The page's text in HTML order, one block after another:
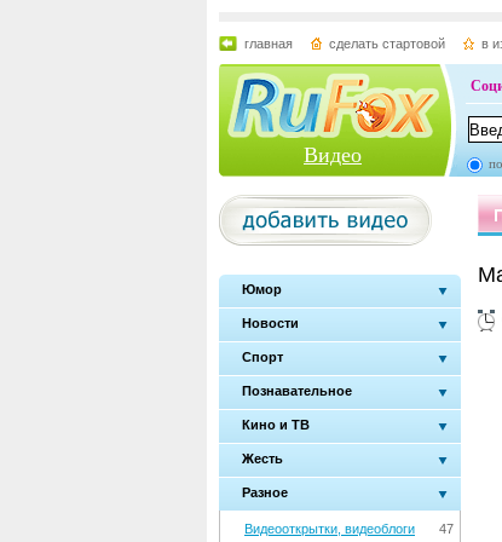
главная сделать стартовой в
Видео
Юмор
Новости
Спорт
Познавательное
Кино и ТВ
Жесть
Разное
47
Видеооткрытки, видеоблоги